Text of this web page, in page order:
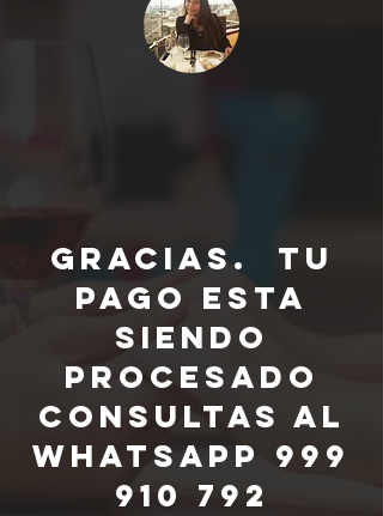
Gracias. Tu
pago esta
siendo
procesado
Consultas al
whatsapp 999
910 792